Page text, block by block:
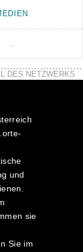
DES NETZWERKS
und
sie
Sie im